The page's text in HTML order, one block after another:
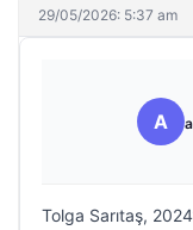
29/05/2026: 5:37 am
A
Tolga Sarıtaş,